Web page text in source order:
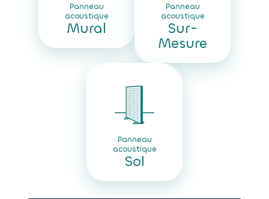
Panneau
acoustique
Mural
Panneau
acoustique
Sur-
Mesure
Panneau
acoustique
Sol